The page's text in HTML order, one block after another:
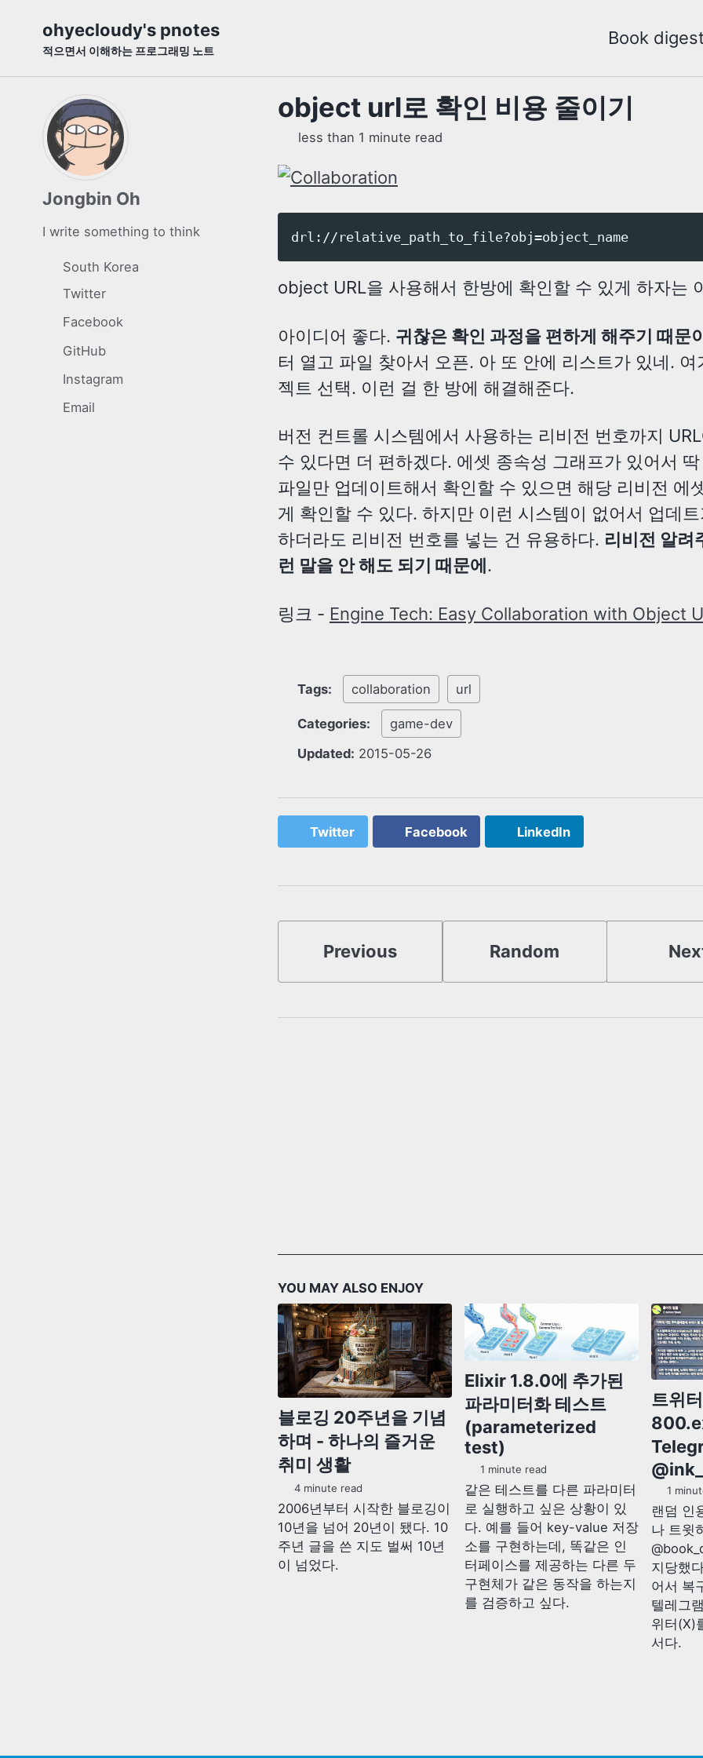
primary
navigation
content
ohyecloudy's pnotes
적으면서 이해하는 프로그래밍 노트
Book
Jongbin Oh
I write something to think
South Korea
Twitter
Facebook
GitHub
Instagram
Email
object url로 확인 비용 줄이기
less than 1 minute read
drl://relative_path_to_file?obj=object_name
object URL을 사용해서 한방에 확인할 수 있게 하자는
아이디어 좋다. 귀찮은 확인 과정을 편하게 해주기 때문
터 열고 파일 찾아서 오픈. 아 또 안에 리스트가 있네. 여
젝트 선택. 이런 걸 한 방에 해결해준다.
버전 컨트롤 시스템에서 사용하는 리비전 번호까지
수 있다면 더 편하겠다. 에셋 종속성 그래프가 있어서
파일만 업데이트해서 확인할 수 있으면 해당 리비전 에
게 확인할 수 있다. 하지만 이런 시스템이 없어서 업데
하더라도 리비전 번호를 넣는 건 유용하다. 리비전 알려
런 말을 안 해도 되기 때문에 .
링크 - Engine Tech: Easy Collaboration with Object
Tags: collaboration url
Categories:
game-dev
Updated: 2015-05-26
Twitter Facebook LinkedIn
Previous Random
YOU MAY ALSO ENJOY
블로깅 20주년을 기념
하며 - 하나의 즐거운
취미 생활
4 minute read
2006년부터 시작한 블로깅이
10년을 넘어 20년이 됐다. 10
주년 글을 쓴 지도 벌써 10년
이 넘었다.
Elixir 1.8.0에 추가된
파라미터화 테스트
(parameterized
test)
1 minute read
같은 테스트를 다른 파라미터
로 실행하고 싶은 상황이 있
다. 예를 들어 key-value 저장
소를 구현하는데, 똑같은 인
터페이스를 제공하는 다른 두
구현체가 같은 동작을 하는지
를 검증하고 싶다.
트위
1
랜덤 인
나 트윗
지당했
어서 복
텔레그
위터(X)
서다.